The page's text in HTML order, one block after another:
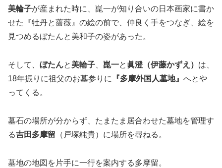
美輪子が産まれた時に、崑一が知り合いの日本画家に書か
せた『牡丹と薔薇』の絵の前で、仲良く手をつなぎ、絵を
見つめるぼたんと美和子の姿があった。
そして、 ぼたんと 美輪子 崑一と 眞澄（伊藤かずえ） は、
18年振りに祖父のお墓参りに
『多摩外国人墓地』 へとや
ってくる。
墓石の場所が分からず、たまたま居合わせた墓地を管理す
る吉田多摩留 （戸塚純貴）に場所を尋ねる。
墓地の地図を片手に一行を案内する多摩留。